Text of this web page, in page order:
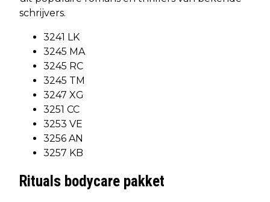
schrijvers.
3241 LK
3245 MA
3245 RC
3245 TM
3247 XG
3251 CC
3253 VE
3256 AN
3257 KB
Rituals bodycare pakket